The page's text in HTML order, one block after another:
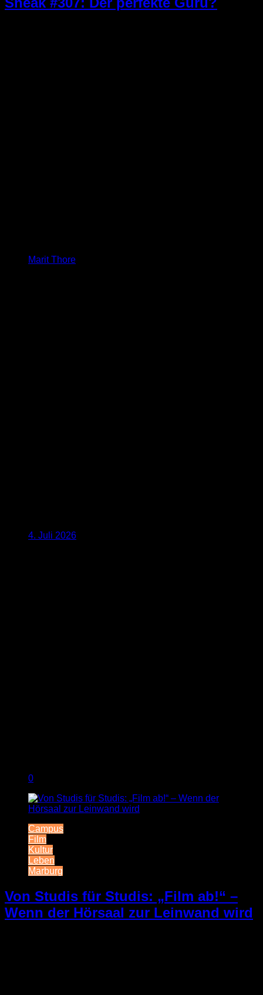
Marit Thore
4. Juli 2026
0
Campus
Film
Kultur
Leben
Marburg
Von Studis für Studis: „Film ab!“ –
Wenn der Hörsaal zur Leinwand wird